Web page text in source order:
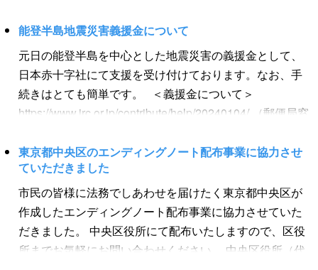
務の履行を催告したにもかかわらず、正当な理由がない
のにその申請を怠ったときは、５万円以下の過料の適用
対象となります。 ＜住所・氏名変更登記の方法＞ 義務
化された住所・氏名変更登記は、次の３通りの方法で手
続きが可能です。 １．法務局に住所・氏名変更登記の
申請書を提出 (記載例)
２．司法書士に依頼 手数料がかかりますが、ストレス
なく登記が完了します。 ３．法務局の新サービス「ス
マート変更登記」を利用する ① 法務局へ検索用情報の申
出をする ・「かんたん登記・供託申請」のページから申
出データを送信 ・法務局に申出書を提出 (記載例)
https://www.moj.go.jp/content/001434186.pdf ②法務局が
ら３年以内 ２．もし相続登記をしなかったら？ ３年以内
に相続登記など所有権移転登記を行わなかった場合『１
０万円以下の過料』となります。ご注意ください。 ※な
お「相続登記義務化前の相続も義務となる」点に注意が
必要です。 相続登記義務化前である２０２１年に相続が
必要があります。 ３．例外：相続人申告登記 もし、
は誰が取得者になるか決まらない場合」、相続登記をし
たくてもできません。 このような場合の例外として「相
続人申告登記」を行えば過料（違反金）は科せられない
明書、住民票～場合による このうち、出生から死亡ま
での戸籍謄本・改製原戸籍謄本・除籍謄本類について
は、本籍地登録をした（出身地や引越した先の）市区町
村役場に発行してもらう必要があり、２０２３年頃まで
は遠方の役場の場合は取得に苦労していたものですが、
取得することができるようになりました。 （司法書士に
委託するように相続人以外の者が取得する場合は今まで
どおり遠方の役場で取得する必要があります） 相続人
が最寄りの役場で取得することで、外部委託を行い遠方
の役場で取得するよりも、安価でスピーディーとなって
おりますので、ぜひ相続人の皆様で戸籍謄本類をご取得
能登半島地震災害義援金について
元日の能登半島を中心とした地震災害の義援金として、
日本赤十字社にて支援を受け付けております。なお、手
続きはとても簡単です。 ＜義援金について＞
https://www.jrc.or.jp/contribute/help/20240104/ （郵便局窓
十字社への義援金は、個人でも会社でも、税務申告によ
り正当に控除が受けられるものになっております。 ＜
税金の控除について＞
http://www.jrc.or.jp/contribute/pdf/qa_yuuguu130509.pdf
この度の災害に関し、当法人も義援金を納付させて頂き
ました。 不幸にも災害に遭われた方々に、少しでも幸せ
東京都中央区のエンディングノート配布事業に協力させ
ていただきました
市民の皆様に法務でしあわせを届けたく東京都中央区が
作成したエンディングノート配布事業に協力させていた
だきました。 中央区役所にて配布いたしますので、区役
所までお気軽にお問い合わせください。 中央区役所（代